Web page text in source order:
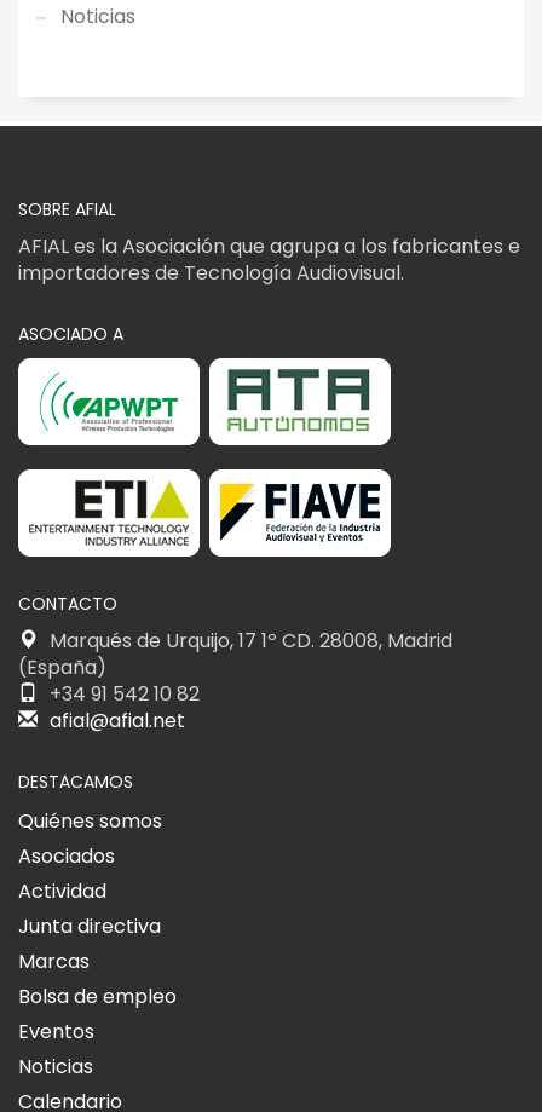
Noticias
SOBRE AFIAL
AFIAL es la Asociación que agrupa a los fabricantes e
importadores de Tecnología Audiovisual.
ASOCIADO A
CONTACTO
Marqués de Urquijo, 17 1º CD. 28008, Madrid
(España)
+34 91 542 10 82
afial@afial.net
DESTACAMOS
Quiénes somos
Asociados
Actividad
Junta directiva
Marcas
Bolsa de empleo
Eventos
Noticias
Calendario